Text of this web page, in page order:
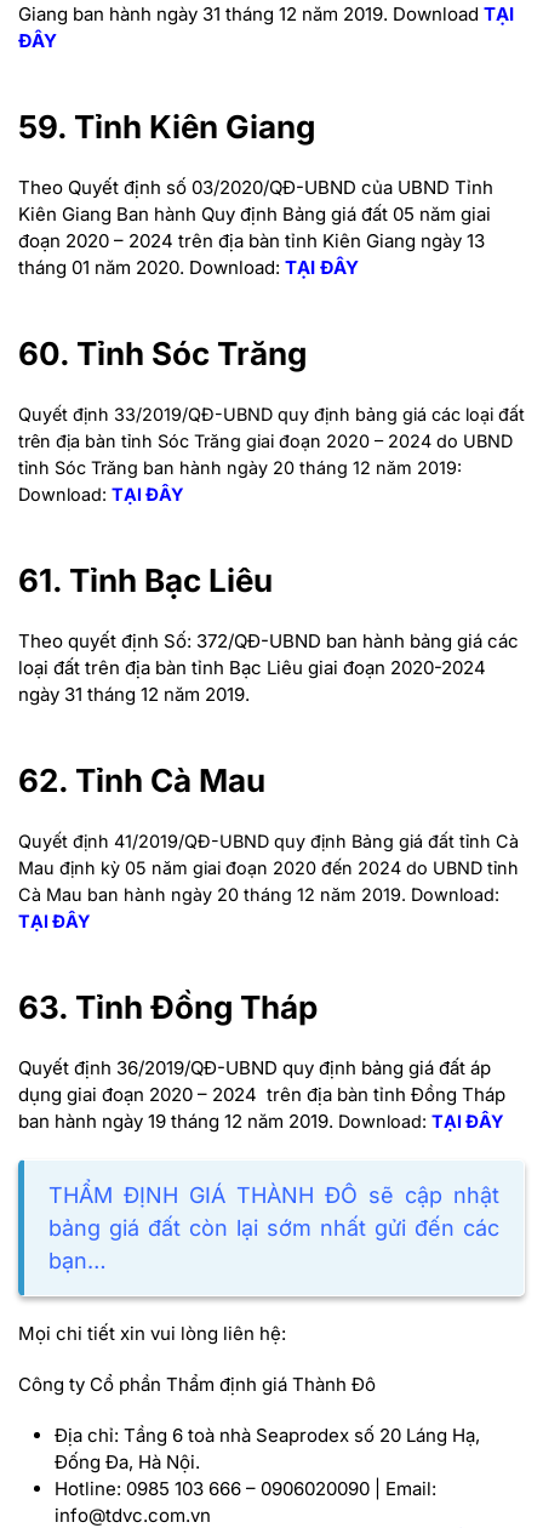
Giang ban hành ngày 31 tháng 12 năm 2019. Download TẠI
ĐÂY
59. Tỉnh Kiên Giang
Theo Quyết định số 03/2020/QĐ-UBND của UBND Tỉnh
Kiên Giang Ban hành Quy định Bảng giá đất 05 năm giai
đoạn 2020 – 2024 trên địa bàn tỉnh Kiên Giang ngày 13
tháng 01 năm 2020. Download: TẠI ĐÂY
60. Tỉnh Sóc Trăng
Quyết định 33/2019/QĐ-UBND quy định bảng giá các loại đất
trên địa bàn tỉnh Sóc Trăng giai đoạn 2020 – 2024 do UBND
tỉnh Sóc Trăng ban hành ngày 20 tháng 12 năm 2019:
Download: TẠI ĐÂY
61. Tỉnh Bạc Liêu
Theo quyết định Số: 372/QĐ-UBND ban hành bảng giá các
loại đất trên địa bàn tỉnh Bạc Liêu giai đoạn 2020-2024
ngày 31 tháng 12 năm 2019.
62. Tỉnh Cà Mau
Quyết định 41/2019/QĐ-UBND quy định Bảng giá đất tỉnh Cà
Mau định kỳ 05 năm giai đoạn 2020 đến 2024 do UBND tỉnh
Cà Mau ban hành ngày 20 tháng 12 năm 2019. Download:
TẠI ĐÂY
63. Tỉnh Đồng Tháp
Quyết định 36/2019/QĐ-UBND quy định bảng giá đất áp
dụng giai đoạn 2020 – 2024 trên địa bàn tỉnh Đồng Tháp
ban hành ngày 19 tháng 12 năm 2019. Download: TẠI ĐÂY
THẨM ĐỊNH GIÁ THÀNH ĐÔ sẽ cập nhật
bảng giá đất còn lại sớm nhất gửi đến các
bạn…
Mọi chi tiết xin vui lòng liên hệ:
Công ty Cổ phần Thẩm định giá Thành Đô
Địa chỉ: Tầng 6 toà nhà Seaprodex số 20 Láng Hạ,
Đống Đa, Hà Nội.
Hotline: 0985 103 666 – 0906020090 | Email:
info@tdvc.com.vn